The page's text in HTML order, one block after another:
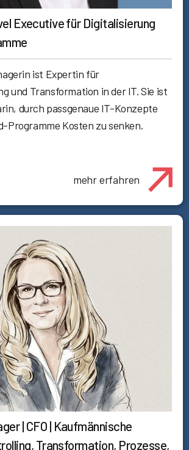
Executive für Digitalisierung
ist Expertin für
und Transformation in der IT. Sie ist
durch passgenaue IT-Konzepte
Programme Kosten zu senken.
mehr erfahren
| CFO | Kaufmännische
Transformation, Prozesse,